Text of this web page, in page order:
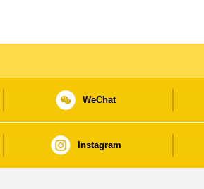
WeChat
Instagram